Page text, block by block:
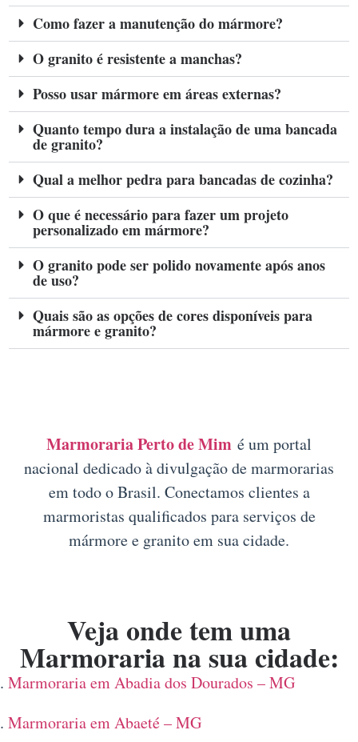
Como fazer a manutenção do mármore?
O granito é resistente a manchas?
Posso usar mármore em áreas externas?
Quanto tempo dura a instalação de uma bancada
de granito?
Qual a melhor pedra para bancadas de cozinha?
O que é necessário para fazer um projeto
personalizado em mármore?
O granito pode ser polido novamente após anos
de uso?
Quais são as opções de cores disponíveis para
mármore e granito?
Marmoraria Perto de Mim é um portal
nacional dedicado à divulgação de marmorarias
em todo o Brasil. Conectamos clientes a
marmoristas qualificados para serviços de
mármore e granito em sua cidade.
Veja onde tem uma
Marmoraria na sua cidade:
Marmoraria em Abadia dos Dourados – MG
Marmoraria em Abaeté – MG